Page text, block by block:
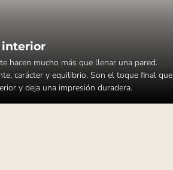
interior
hacen mucho más que llenar una pared.
carácter y equilibrio. Son el toque final que
y deja una impresión duradera.